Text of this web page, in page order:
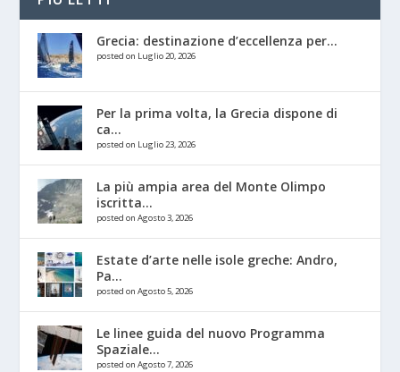
Grecia: destinazione d’eccellenza per...
posted on Luglio 20, 2026
Per la prima volta, la Grecia dispone di
ca...
posted on Luglio 23, 2026
La più ampia area del Monte Olimpo
iscritta...
posted on Agosto 3, 2026
Estate d’arte nelle isole greche: Andro,
Pa...
posted on Agosto 5, 2026
Le linee guida del nuovo Programma
Spaziale...
posted on Agosto 7, 2026